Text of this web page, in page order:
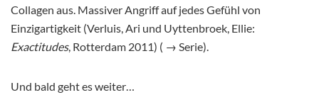
Collagen aus. Massiver Angriff auf jedes Gefühl von
Einzigartigkeit (Verluis, Ari und Uyttenbroek, Ellie:
Exactitudes, Rotterdam 2011) ( → Serie).
Und bald geht es weiter…